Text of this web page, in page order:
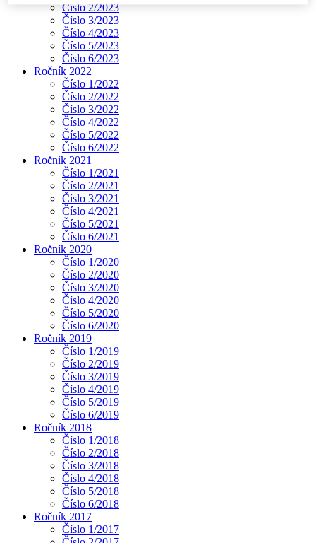
Číslo 2/2023
Číslo 3/2023
Číslo 4/2023
Číslo 5/2023
Číslo 6/2023
Ročník 2022
Číslo 1/2022
Číslo 2/2022
Číslo 3/2022
Číslo 4/2022
Číslo 5/2022
Číslo 6/2022
Ročník 2021
Číslo 1/2021
Číslo 2/2021
Číslo 3/2021
Číslo 4/2021
Číslo 5/2021
Číslo 6/2021
Ročník 2020
Číslo 1/2020
Číslo 2/2020
Číslo 3/2020
Číslo 4/2020
Číslo 5/2020
Číslo 6/2020
Ročník 2019
Číslo 1/2019
Číslo 2/2019
Číslo 3/2019
Číslo 4/2019
Číslo 5/2019
Číslo 6/2019
Ročník 2018
Číslo 1/2018
Číslo 2/2018
Číslo 3/2018
Číslo 4/2018
Číslo 5/2018
Číslo 6/2018
Ročník 2017
Číslo 1/2017